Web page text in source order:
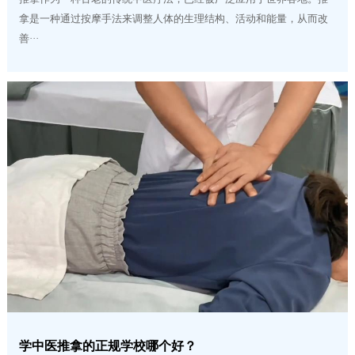
拿是一种通过按摩手法来调整人体的生理结构、活动和能量，从而改
善···
学中医推拿的正规学校哪个好？